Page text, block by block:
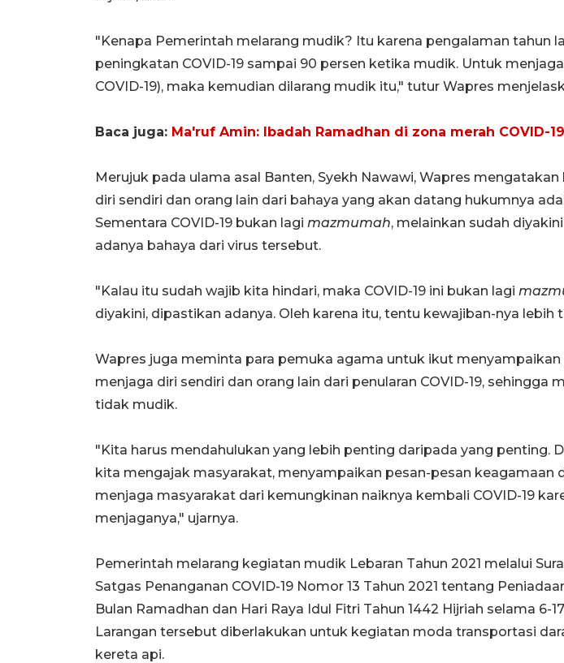
"Kenapa Pemerintah melarang mudik? Itu karena pengalaman tahun
peningkatan COVID-19 sampai 90 persen ketika mudik. Untuk
COVID-19), maka kemudian dilarang mudik itu," tutur Wapres
Baca juga: Ma'ruf Amin: Ibadah Ramadhan di zona merah COVID-
Merujuk pada ulama asal Banten, Syekh Nawawi, Wapres
diri sendiri dan orang lain dari bahaya yang akan datang hukumnya
Sementara COVID-19 bukan lagi mazmumah, melainkan sudah
adanya bahaya dari virus tersebut.
"Kalau itu sudah wajib kita hindari, maka COVID-19 ini bukan lagi
diyakini, dipastikan adanya. Oleh karena itu, tentu kewajiban-nya lebih
Wapres juga meminta para pemuka agama untuk ikut
menjaga diri sendiri dan orang lain dari penularan COVID-19, sehingga
tidak mudik.
"Kita harus mendahulukan yang lebih penting daripada yang penting.
kita mengajak masyarakat, menyampaikan pesan-pesan keagamaan
menjaga masyarakat dari kemungkinan naiknya kembali COVID-19
menjaganya," ujarnya.
Pemerintah melarang kegiatan mudik Lebaran Tahun 2021 melalui
Satgas Penanganan COVID-19 Nomor 13 Tahun 2021 tentang
Bulan Ramadhan dan Hari Raya Idul Fitri Tahun 1442 Hijriah selama 6-
Larangan tersebut diberlakukan untuk kegiatan moda transportasi
kereta api.
Sumut
27 April 2026 15:34